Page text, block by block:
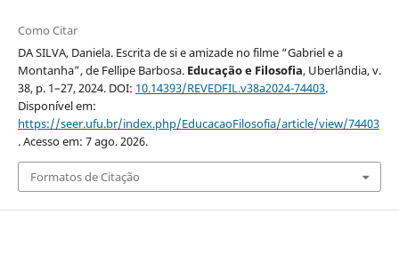
Como Citar
DA SILVA, Daniela. Escrita de si e amizade no filme “Gabriel e a
Montanha”, de Fellipe Barbosa. Educação e Filosofia, Uberlândia, v.
38, p. 1–27, 2024. DOI: 10.14393/REVEDFIL.v38a2024-74403.
Disponível em:
https://seer.ufu.br/index.php/EducacaoFilosofia/article/view/74403
. Acesso em: 7 ago. 2026.
Formatos de Citação